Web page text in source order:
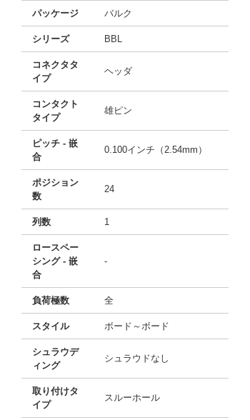
パッケージ バルク
シリーズ BBL
コネクタタ
イプ
ヘッダ
コンタクト
タイプ
雄ピン
ピッチ - 嵌
合
0.100インチ（2.54mm）
ポジション
数
24
列数 1
ロースペー
シング - 嵌
合
-
負荷極数 全
スタイル ボード～ボード
シュラウデ
ィング
シュラウドなし
取り付けタ
イプ
スルーホール